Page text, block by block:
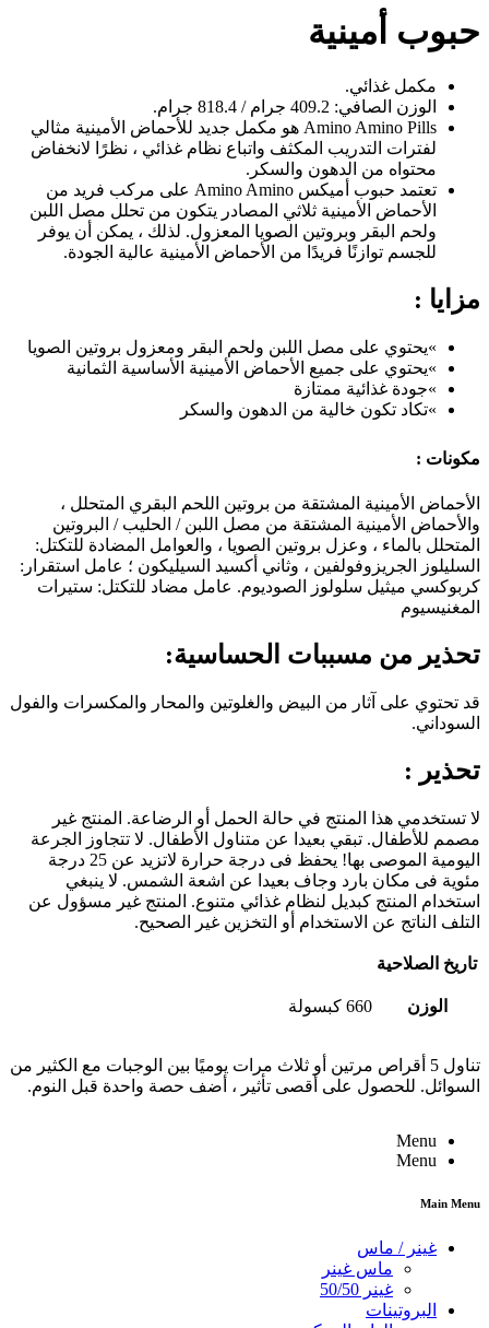
حبوب أمينية
مكمل غذائي.
الوزن الصافي: 409.2 جرام / 818.4 جرام.
Amino Amino Pills هو مكمل جديد للأحماض الأمينية مثالي
لفترات التدريب المكثف واتباع نظام غذائي ، نظرًا لانخفاض
محتواه من الدهون والسكر.
تعتمد حبوب أميكس Amino Amino على مركب فريد من
الأحماض الأمينية ثلاثي المصادر يتكون من تحلل مصل اللبن
ولحم البقر وبروتين الصويا المعزول. لذلك ، يمكن أن يوفر
للجسم توازنًا فريدًا من الأحماض الأمينية عالية الجودة.
مزايا :
»يحتوي على مصل اللبن ولحم البقر ومعزول بروتين الصويا
»يحتوي على جميع الأحماض الأمينية الأساسية الثمانية
»جودة غذائية ممتازة
»تكاد تكون خالية من الدهون والسكر
مكونات :
الأحماض الأمينية المشتقة من بروتين اللحم البقري المتحلل ،
والأحماض الأمينية المشتقة من مصل اللبن / الحليب / البروتين
المتحلل بالماء ، وعزل بروتين الصويا ، والعوامل المضادة للتكتل:
السليلوز الجريزوفولفين ، وثاني أكسيد السيليكون ؛ عامل استقرار:
كربوكسي ميثيل سلولوز الصوديوم. عامل مضاد للتكتل: ستيرات
المغنيسيوم
تحذير من مسببات الحساسية:
قد تحتوي على آثار من البيض والغلوتين والمحار والمكسرات والفول
السوداني.
تحذير :
لا تستخدمي هذا المنتج في حالة الحمل أو الرضاعة. المنتج غير
مصمم للأطفال. تبقي بعيدا عن متناول الأطفال. لا تتجاوز الجرعة
اليومية الموصى بها! يحفظ فى درجة حرارة لاتزيد عن 25 درجة
مئوية فى مكان بارد وجاف بعيدا عن اشعة الشمس. لا ينبغي
استخدام المنتج كبديل لنظام غذائي متنوع. المنتج غير مسؤول عن
التلف الناتج عن الاستخدام أو التخزين غير الصحيح.
تاريخ الصلاحية
الوزن 660 كبسولة
تناول 5 أقراص مرتين أو ثلاث مرات يوميًا بين الوجبات مع الكثير من
السوائل. للحصول على أقصى تأثير ، أضف حصة واحدة قبل النوم.
Menu
Menu
Main Menu
غينر / ماس
ماس غينر
غينر 50/50
البروتينات